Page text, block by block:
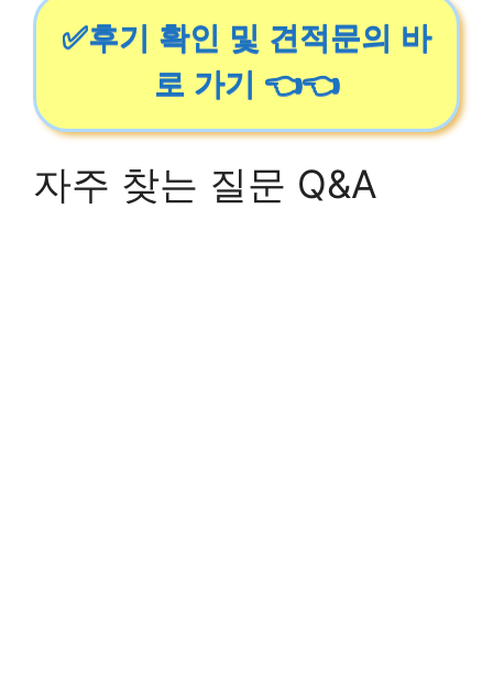
✅후기 확인 및 견적문의 바
로 가기 👈👈
자주 찾는 질문 Q&A